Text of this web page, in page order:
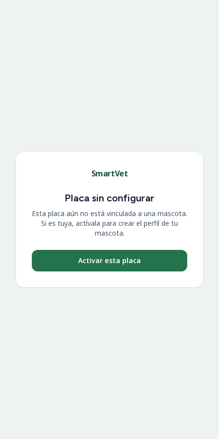
SmartVet
Placa sin configurar
Esta placa aún no está vinculada a una mascota.
Si es tuya, actívala para crear el perfil de tu
mascota.
Activar esta placa